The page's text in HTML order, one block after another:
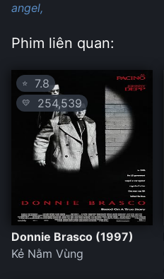
angel,
Phim liên quan:
⭐ 7.8
💛 254,539
Donnie Brasco (1997)
Kẻ Nằm Vùng